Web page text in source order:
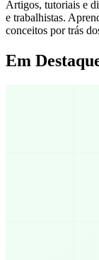
Artigos, tutoriais e
e trabalhistas.
conceitos por trás
Em